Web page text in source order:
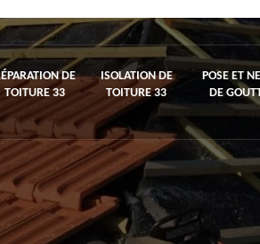
DE
TOITURE 33
ISOLATION DE
TOITURE 33
POSE ET
DE